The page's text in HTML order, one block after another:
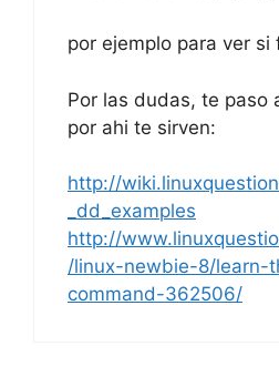
por ejemplo para ver si
Por las dudas, te paso
por ahi te sirven:
http://
_dd_examples
http://
/linux-newbie-8/learn-
command-362506/